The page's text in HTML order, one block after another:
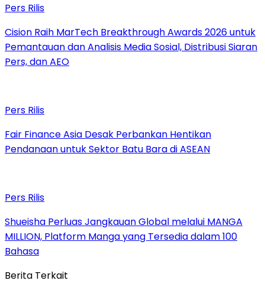
Pers Rilis
Cision Raih MarTech Breakthrough Awards 2026 untuk
Pemantauan dan Analisis Media Sosial, Distribusi Siaran
Pers, dan AEO
Pers Rilis
Fair Finance Asia Desak Perbankan Hentikan
Pendanaan untuk Sektor Batu Bara di ASEAN
Pers Rilis
Shueisha Perluas Jangkauan Global melalui MANGA
MILLION, Platform Manga yang Tersedia dalam 100
Bahasa
Berita Terkait